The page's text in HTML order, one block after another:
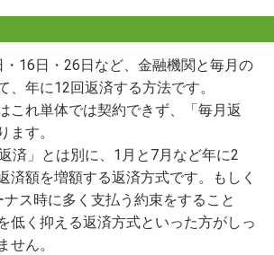
・16日・26日など、金融機関と毎月の
、年に12回返済する方法です。
これ単体では契約できず、「毎月返
ます。
済」とは別に、1月と7月など年に2
済額を増額する返済方式です。もしく
ス時に多く支払う約束をすること
低く抑える返済方式といった方がしっ
せん。